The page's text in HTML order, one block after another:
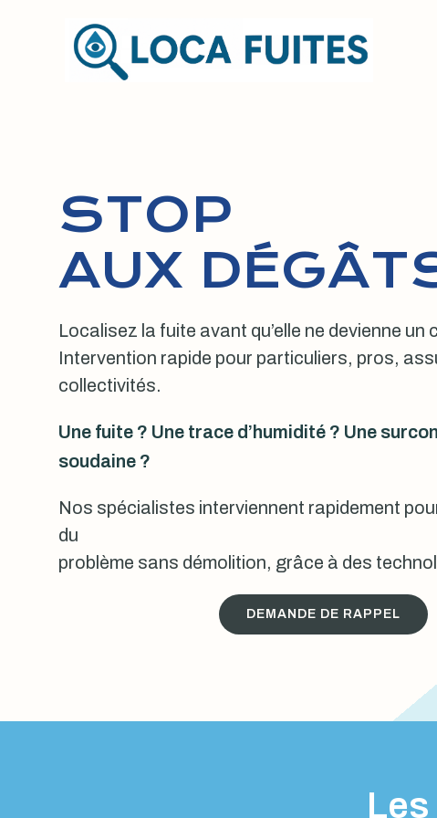
STOP
AUX
Localisez la fuite avant qu’elle ne devienne un
Intervention rapide pour particuliers, pros,
collectivités.
Une fuite ? Une trace d’humidité ? Une
soudaine ?
Nos spécialistes interviennent rapidement
du
problème sans démolition, grâce à des
DEMANDE DE RAPPEL